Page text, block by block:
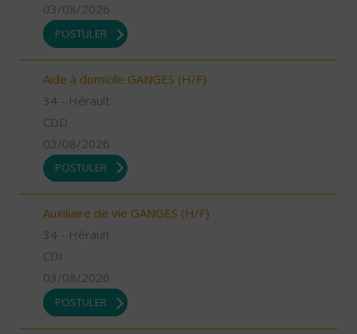
03/08/2026
POSTULER
Aide à domicile GANGES (H/F)
34 - Hérault
CDD
03/08/2026
POSTULER
Auxiliaire de vie GANGES (H/F)
34 - Hérault
CDI
03/08/2026
POSTULER